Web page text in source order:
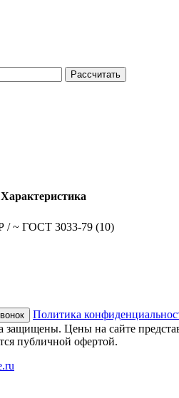
Рассчитать
Политика
Цены на сайте
публичной офертой.